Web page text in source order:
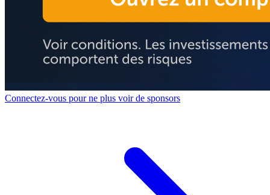
Connectez-vous pour ne plus voir de sponsors